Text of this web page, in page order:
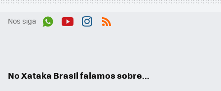
Nos siga
No Xataka Brasil falamos sobre...